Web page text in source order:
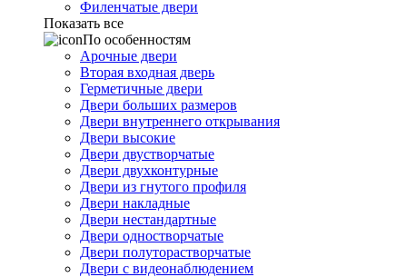
Филенчатые двери
Показать все
По особенностям
Арочные двери
Вторая входная дверь
Герметичные двери
Двери больших размеров
Двери внутреннего открывания
Двери высокие
Двери двустворчатые
Двери двухконтурные
Двери из гнутого профиля
Двери накладные
Двери нестандартные
Двери одностворчатые
Двери полуторастворчатые
Двери с видеонаблюдением